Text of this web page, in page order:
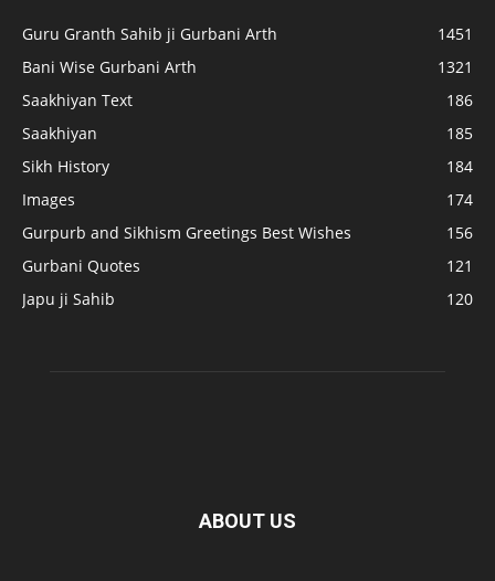
Guru Granth Sahib ji Gurbani Arth
1451
Bani Wise Gurbani Arth
1321
Saakhiyan Text
186
Saakhiyan
185
Sikh History
184
Images
174
Gurpurb and Sikhism Greetings Best Wishes
156
Gurbani Quotes
121
Japu ji Sahib
120
ABOUT US